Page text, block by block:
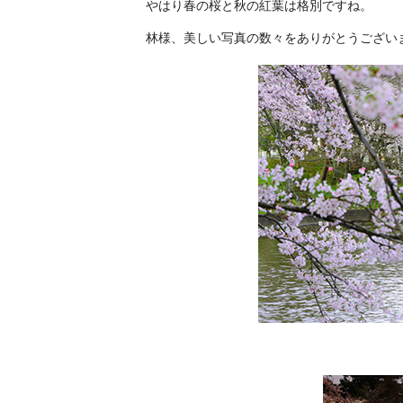
やはり春の桜と秋の紅葉は格別ですね。
林様、美しい写真の数々をありがとうござい